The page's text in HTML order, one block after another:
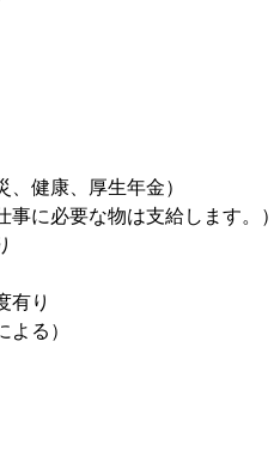
健康、厚生年金）
に必要な物は支給します。）
有り
る）